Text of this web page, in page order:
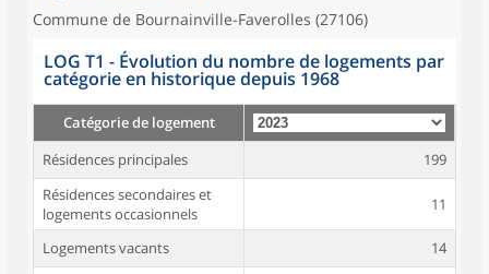
Commune de Bournainville-Faverolles (27106)
LOG T1 - Évolution du nombre de logements par
catégorie en historique depuis 1968
Catégorie de logement
Résidences principales
199
Résidences secondaires et
logements occasionnels
11
Logements vacants
14